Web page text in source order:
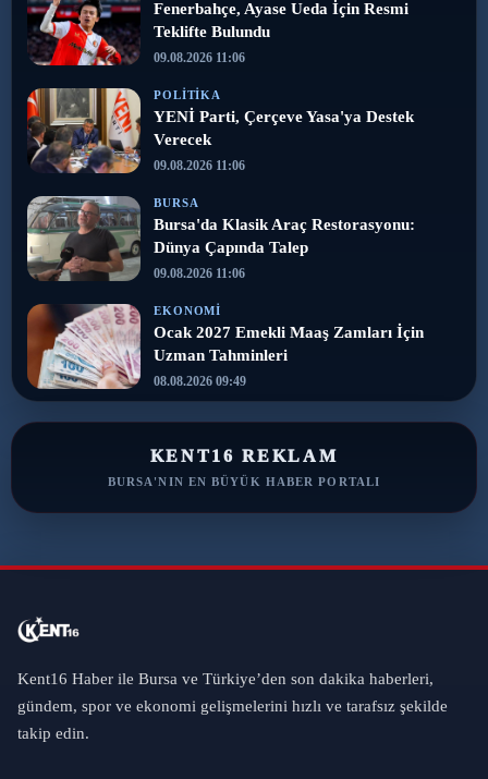
Fenerbahçe, Ayase Ueda İçin Resmi
Teklifte Bulundu
09.08.2026 11:06
POLITIKA
YENİ Parti, Çerçeve Yasa'ya Destek
Verecek
09.08.2026 11:06
BURSA
Bursa'da Klasik Araç Restorasyonu:
Dünya Çapında Talep
09.08.2026 11:06
EKONOMI
Ocak 2027 Emekli Maaş Zamları İçin
Uzman Tahminleri
08.08.2026 09:49
KENT16 REKLAM
BURSA'NIN EN BÜYÜK HABER PORTALI
Kent16 Haber ile Bursa ve Türkiye’den son dakika haberleri,
gündem, spor ve ekonomi gelişmelerini hızlı ve tarafsız şekilde
takip edin.